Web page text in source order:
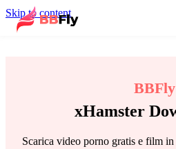
Skip to content
BBFly
xHamster
Scarica video porno gratis e film